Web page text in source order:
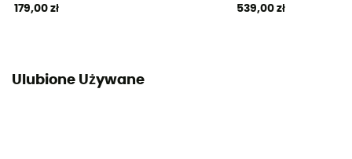
179,00 zł 539,00 zł
Ulubione Używane